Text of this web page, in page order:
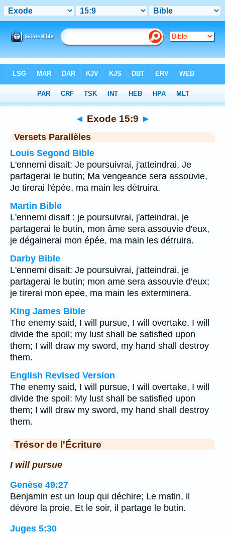
Chapitre 15> Verset 9
◄ Exode 15:9 ►
Versets Parallèles
Louis Segond Bible
L'ennemi disait: Je poursuivrai, j'atteindrai, Je
partagerai le butin; Ma vengeance sera assouvie,
Je tirerai l'épée, ma main les détruira.
Martin Bible
L'ennemi disait : je poursuivrai, j'atteindrai, je
partagerai le butin, mon âme sera assouvie d'eux,
je dégainerai mon épée, ma main les détruira.
Darby Bible
L'ennemi disait: Je poursuivrai, j'atteindrai, je
partagerai le butin; mon ame sera assouvie d'eux;
je tirerai mon epee, ma main les exterminera.
King James Bible
The enemy said, I will pursue, I will overtake, I will
divide the spoil; my lust shall be satisfied upon
them; I will draw my sword, my hand shall destroy
them.
English Revised Version
The enemy said, I will pursue, I will overtake, I will
divide the spoil: My lust shall be satisfied upon
them; I will draw my sword, my hand shall destroy
them.
Trésor de l'Écriture
I will pursue
Genèse 49:27
Benjamin est un loup qui déchire; Le matin, il
dévore la proie, Et le soir, il partage le butin.
Juges 5:30